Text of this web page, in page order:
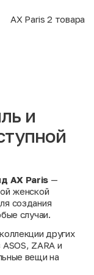
AX Paris2 товара
и
AX Paris —
женской
создания
случаи.
других
ASOS, ZARAи
вещи на